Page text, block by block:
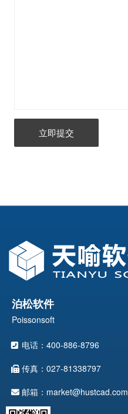
立即提交
泊松软件
Poissonsoft
电话：400-886-8796
传真：027-81338797
邮箱：market@hustcad.com